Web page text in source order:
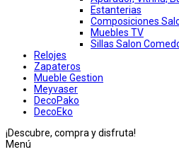
Estanterias
Composiciones
Muebles TV
Sillas Salon
Relojes
Zapateros
Mueble Gestion
Meyvaser
DecoPako
DecoEko
¡Descubre, compra y disfruta!
Menú